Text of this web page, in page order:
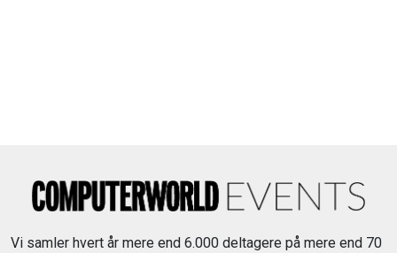
Vi samler hvert år mere end 6.000 deltagere på mere end 70